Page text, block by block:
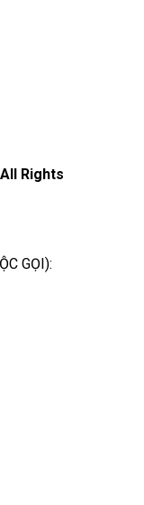
Rights
GỌI):